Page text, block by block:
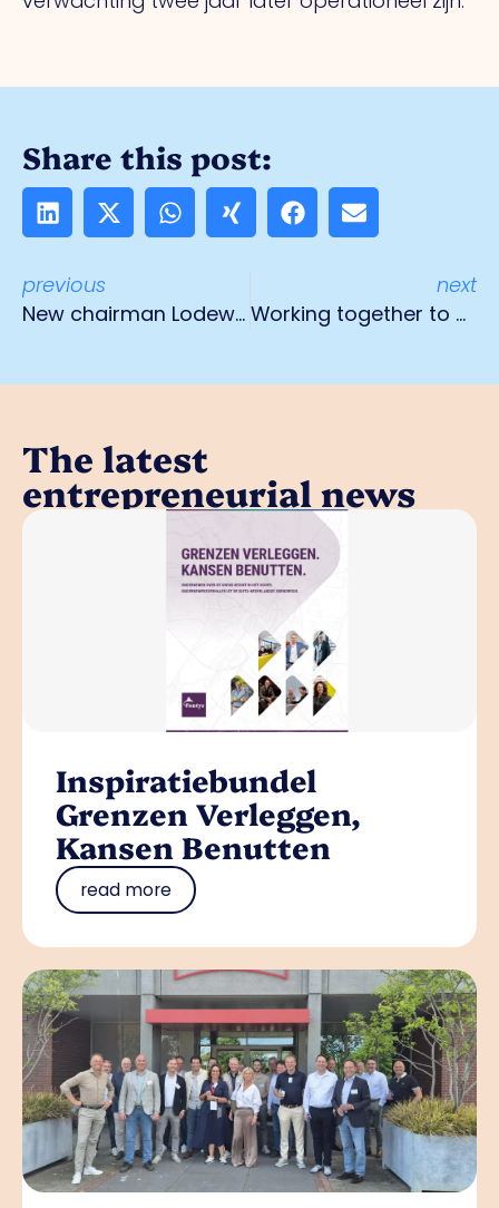
Share this post:
previous
New chairman Lodewijk van der Grinten Prize
next
Working together to make a healthy impact!
The latest
entrepreneurial news
Inspiratiebundel
Grenzen Verleggen,
Kansen Benutten
read more